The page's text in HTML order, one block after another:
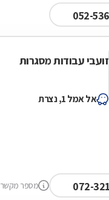
זועבי עבודות מסגרות
אל אמל 1, נצרת
מספר מקשר